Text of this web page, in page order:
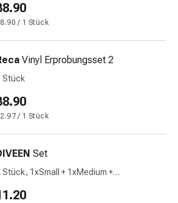
/ 1 Stück
Vinyl Erprobungsset 2
Stück
/ 1 Stück
Set
Stück, 1xSmall + 1xMedium +